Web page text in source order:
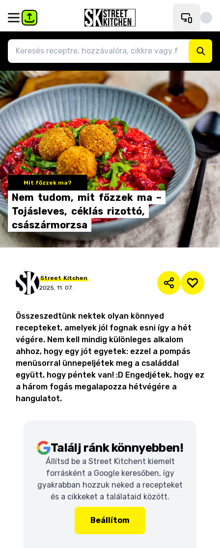
Mit főzzek ma?
Nem tudom, mit főzzek ma –
Tojásleves, céklás rizottó,
császármorzsa
Street Kitchen
2025. 11. 07.
Összeszedtünk nektek olyan könnyed
recepteket, amelyek jól fognak esni így a hét
végére. Nem kell mindig különleges alkalom
ahhoz, hogy egy jót egyetek: ezzel a pompás
menüsorral ünnepeljétek meg a családdal
együtt, hogy péntek van! :D Engedjétek, hogy ez
a három fogás megalapozza hétvégére a
hangulatot.
Találj ránk könnyebben!
Állítsd be a Street Kitchent kiemelt
forrásként a Google keresőben, így
gyakrabban hozzuk neked a recepteket
és a cikkeket a találataid között.
Beállítom